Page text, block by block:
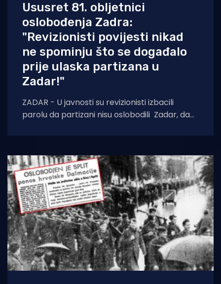
Ususret 81. obljetnici
oslobođenja Zadra:
"Revizionisti povijesti nikad
ne spominju što se događalo
prije ulaska partizana u
Zadar!"
ZADAR - U javnosti su revizionisti izbacili
parolu da partizani nisu oslobodili Zadar, da